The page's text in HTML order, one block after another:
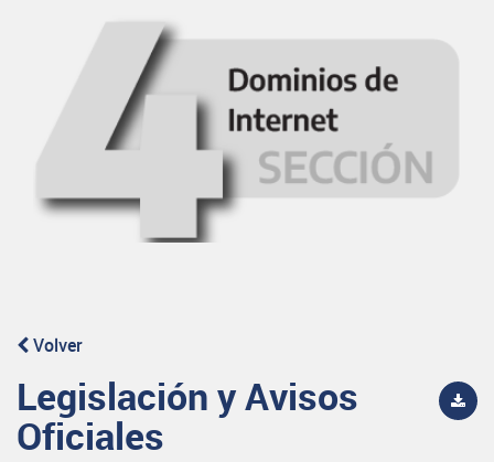
Volver
Legislación y Avisos
Oficiales